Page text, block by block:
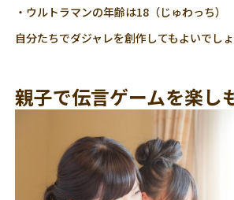
・ウルトラマンの年齢は18（じゅわっち）
自分たちでダジャレを創作してもよいでしょ
親子で伝言ゲームを楽し